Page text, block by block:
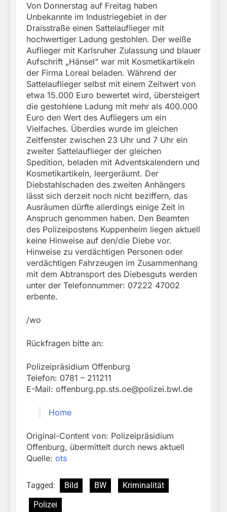
Von Donnerstag auf Freitag haben
Unbekannte im Industriegebiet in der
Draisstraße einen Sattelauflieger mit
hochwertiger Ladung gestohlen. Der weiße
Auflieger mit Karlsruher Zulassung und blauer
Aufschrift „Hänsel“ war mit Kosmetikartikeln
der Firma Loreal beladen. Während der
Sattelauflieger selbst mit einem Zeitwert von
etwa 15.000 Euro bewertet wird, übersteigert
die gestohlene Ladung mit mehr als 400.000
Euro den Wert des Aufliegers um ein
Vielfaches. Überdies wurde im gleichen
Zeitfenster zwischen 23 Uhr und 7 Uhr ein
zweiter Sattelauflieger der gleichen
Spedition, beladen mit Adventskalendern und
Kosmetikartikeln, leergeräumt. Der
Diebstahlschaden des zweiten Anhängers
lässt sich derzeit noch nicht beziffern, das
Ausräumen dürfte allerdings einige Zeit in
Anspruch genommen haben. Den Beamten
des Polizeipostens Kuppenheim liegen aktuell
keine Hinweise auf den/die Diebe vor.
Hinweise zu verdächtigen Personen oder
verdächtigen Fahrzeugen im Zusammenhang
mit dem Abtransport des Diebesguts werden
unter der Telefonnummer: 07222 47002
erbente.
/wo
Rückfragen bitte an:
Polizeipräsidium Offenburg
Telefon: 0781 – 211211
E-Mail: offenburg.pp.sts.oe@polizei.bwl.de
Home
Original-Content von: Polizeipräsidium
Offenburg, übermittelt durch news aktuell
Quelle: ots
Tagged: Bild BW
Kriminalität
Polizei